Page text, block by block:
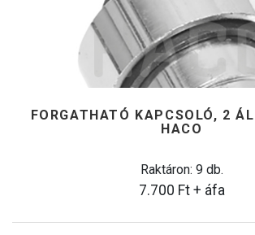
FORGATHATÓ KAPCSOLÓ, 2
HACO
Raktáron: 9 db.
7.700 Ft + áfa